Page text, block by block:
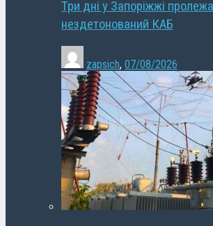
Три дні у Запоріжжі
нездетонований КАБ
zapsich, 07/08/2026